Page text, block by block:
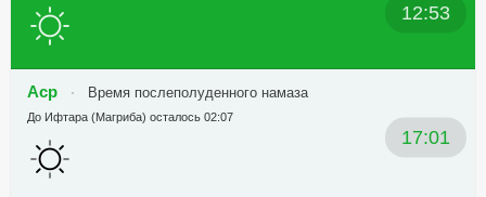
12:53
Аср Время послеполуденного намаза
17:01
До Ифтара (Магриба) осталось 02:07